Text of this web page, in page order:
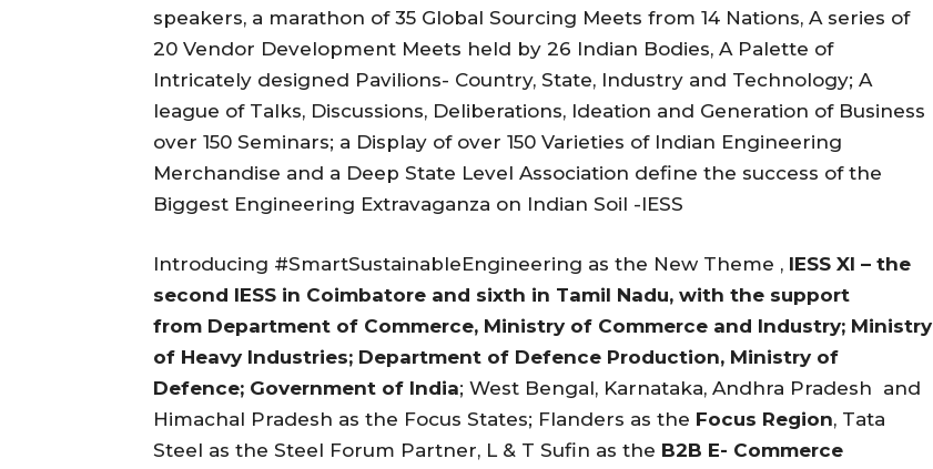
speakers, a marathon of 35 Global Sourcing Meets from 14 Nations, A series of
20 Vendor Development Meets held by 26 Indian Bodies, A Palette of
Intricately designed Pavilions- Country, State, Industry and Technology; A
league of Talks, Discussions, Deliberations, Ideation and Generation of Business
over 150 Seminars; a Display of over 150 Varieties of Indian Engineering
Merchandise and a Deep State Level Association define the success of the
Biggest Engineering Extravaganza on Indian Soil -IESS
Introducing #SmartSustainableEngineering as the New Theme , IESS XI – the
second IESS in Coimbatore and sixth in Tamil Nadu, with the support
from Department of Commerce, Ministry of Commerce and Industry; Ministry
of Heavy Industries; Department of Defence Production, Ministry of
Defence; Government of India; West Bengal, Karnataka, Andhra Pradesh and
Himachal Pradesh as the Focus States; Flanders as the Focus Region, Tata
Steel as the Steel Forum Partner, L & T Sufin as the B2B E- Commerce